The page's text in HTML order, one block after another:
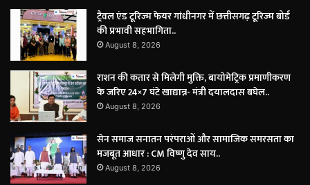
ट्रैवल एंड टूरिज्म फेयर गांधीनगर में छत्तीसगढ़ टूरिज्म बोर्ड
की प्रभावी सहभागिता..
August 8, 2026
राशन की कतार से मिलेगी मुक्ति, बायोमेट्रिक प्रमाणीकरण
के जरिए 24×7 घंटे खाद्यान्न- मंत्री दयालदास बघेल..
August 8, 2026
सेन समाज सनातन परंपराओं और सामाजिक समरसता का
मजबूत आधार : CM विष्णु देव साय..
August 8, 2026